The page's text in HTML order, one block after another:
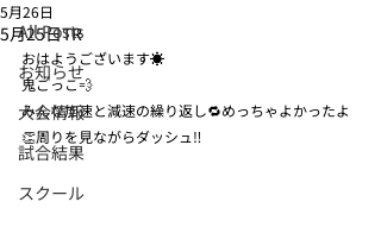
All Posts
お知らせ
大会情報
試合結果
スクール
5月25日TR
5月26日
おはようございます☀️
鬼ごっこ💨
みんな加速と減速の繰り返し🔁めっちゃよかったよ
👏周りを見ながらダッシュ‼️